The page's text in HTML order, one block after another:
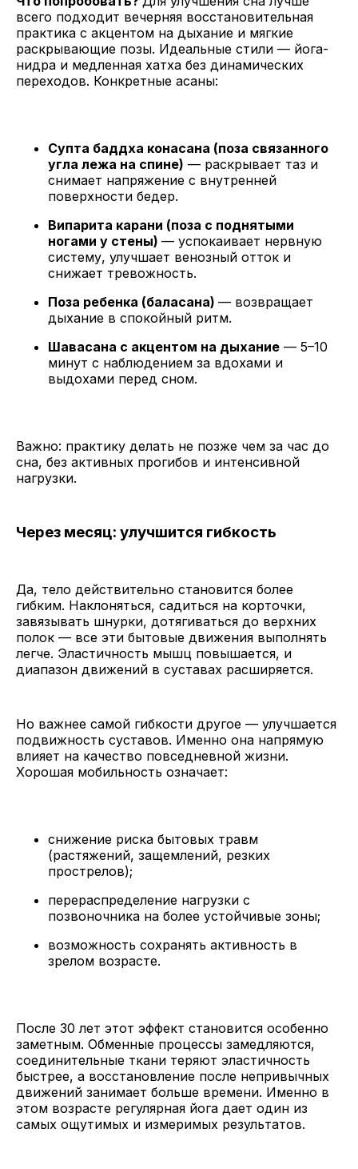
всего подходит вечерняя восстановительная
практика с акцентом на дыхание и мягкие
раскрывающие позы. Идеальные стили — йога-
нидра и медленная хатха без динамических
переходов. Конкретные асаны:
Супта баддха конасана (поза связанного
угла лежа на спине) — раскрывает таз и
снимает напряжение с внутренней
поверхности бедер.
Випарита карани (поза с поднятыми
ногами у стены) — успокаивает нервную
систему, улучшает венозный отток и
снижает тревожность.
Поза ребенка (баласана) — возвращает
дыхание в спокойный ритм.
Шавасана с акцентом на дыхание — 5–10
минут с наблюдением за вдохами и
выдохами перед сном.
Важно: практику делать не позже чем за час до
сна, без активных прогибов и интенсивной
нагрузки.
Через месяц: улучшится гибкость
Да, тело действительно становится более
гибким. Наклоняться, садиться на корточки,
завязывать шнурки, дотягиваться до верхних
полок — все эти бытовые движения выполнять
легче. Эластичность мышц повышается, и
диапазон движений в суставах расширяется.
Но важнее самой гибкости другое — улучшается
подвижность суставов. Именно она напрямую
влияет на качество повседневной жизни.
Хорошая мобильность означает:
снижение риска бытовых травм
(растяжений, защемлений, резких
прострелов);
перераспределение нагрузки с
позвоночника на более устойчивые зоны;
возможность сохранять активность в
зрелом возрасте.
После 30 лет этот эффект становится особенно
заметным. Обменные процессы замедляются,
соединительные ткани теряют эластичность
быстрее, а восстановление после непривычных
движений занимает больше времени. Именно в
этом возрасте регулярная йога дает один из
самых ощутимых и измеримых результатов.